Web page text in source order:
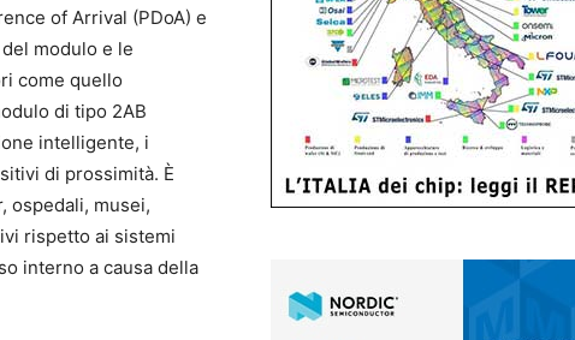
of Arrival (PDoA) e
modulo e le
come quello
di tipo 2AB
intelligente, i
di prossimità. È
ospedali, musei,
rispetto ai sistemi
interno a causa della